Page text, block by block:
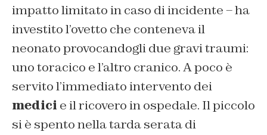
impatto limitato in caso di incidente – ha
investito l’ovetto che conteneva il
neonato provocandogli due gravi traumi:
uno toracico e l’altro cranico. A poco è
servito l’immediato intervento dei
medici e il ricovero in ospedale. Il piccolo
si è spento nella tarda serata di